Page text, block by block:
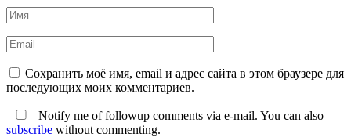
Сохранить моё имя, email и адрес сайта в этом браузере для
последующих моих комментариев.
Notify me of followup comments via e-mail. You can also
subscribe without commenting.